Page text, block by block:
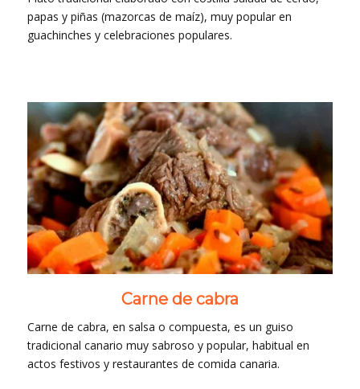
papas y piñas (mazorcas de maíz), muy popular en
guachinches y celebraciones populares.
Carne de cabra
Carne de cabra, en salsa o compuesta, es un guiso
tradicional canario muy sabroso y popular, habitual en
actos festivos y restaurantes de comida canaria.